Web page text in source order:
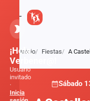
Atrás
Inicio Fiestas A
Sábado
¡Hola,
Verbener@!
Usuario
invitado
·
Inicia